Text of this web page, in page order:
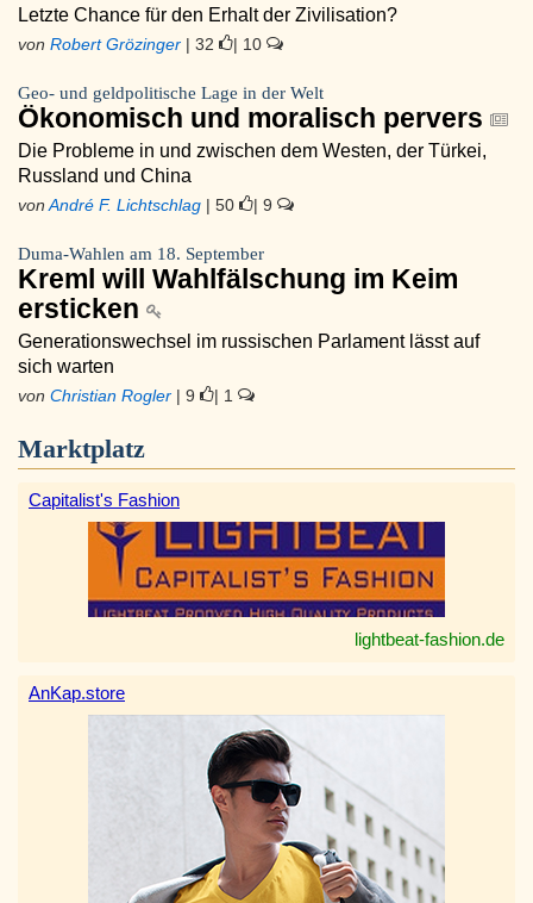
Letzte Chance für den Erhalt der Zivilisation?
von Robert Grözinger | 32 | 10
Geo- und geldpolitische Lage in der Welt
Ökonomisch und moralisch pervers
Die Probleme in und zwischen dem Westen, der Türkei,
Russland und China
von André F. Lichtschlag | 50 | 9
Duma-Wahlen am 18. September
Kreml will Wahlfälschung im Keim
ersticken
Generationswechsel im russischen Parlament lässt auf
sich warten
von Christian Rogler | 9 | 1
Marktplatz
Capitalist's Fashion
lightbeat-fashion.de
AnKap.store